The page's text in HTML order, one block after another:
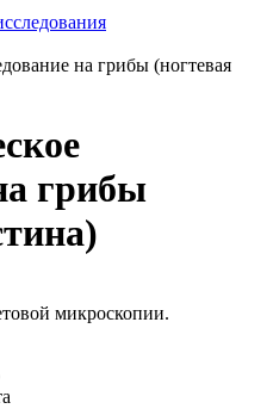
на грибы (ногтевая
грибы
микроскопии.